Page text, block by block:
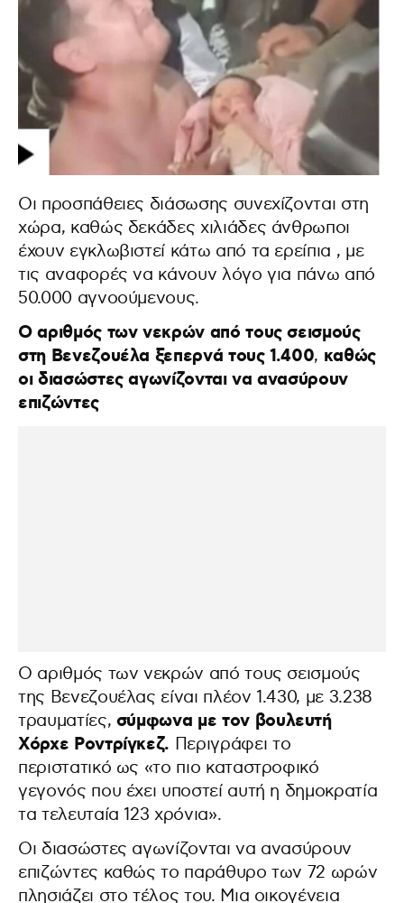
Οι προσπάθειες διάσωσης συνεχίζονται στη
χώρα, καθώς δεκάδες χιλιάδες άνθρωποι
έχουν εγκλωβιστεί κάτω από τα ερείπια , με
τις αναφορές να κάνουν λόγο για πάνω από
50.000 αγνοούμενους.
Ο αριθμός των νεκρών από τους σεισμούς
στη Βενεζουέλα ξεπερνά τους 1.400, καθώς
οι διασώστες αγωνίζονται να ανασύρουν
επιζώντες
Ο αριθμός των νεκρών από τους σεισμούς
της Βενεζουέλας είναι πλέον 1.430, με 3.238
τραυματίες, σύμφωνα με τον βουλευτή
Χόρχε Ροντρίγκεζ. Περιγράφει το
περιστατικό ως «το πιο καταστροφικό
γεγονός που έχει υποστεί αυτή η δημοκρατία
τα τελευταία 123 χρόνια».
Οι διασώστες αγωνίζονται να ανασύρουν
επιζώντες καθώς το παράθυρο των 72 ωρών
πλησιάζει στο τέλος του. Μια οικογένεια